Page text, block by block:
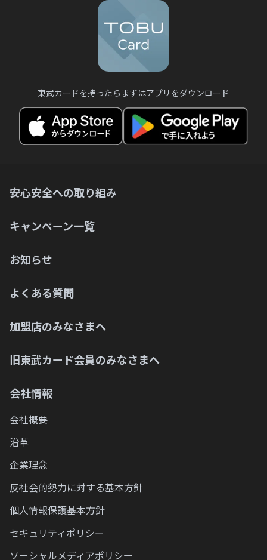
東武カードを持ったらまずはアプリをダウンロード
安心安全への取り組み
キャンペーン一覧
お知らせ
よくある質問
加盟店のみなさまへ
旧東武カード会員のみなさまへ
会社情報
会社概要
沿革
企業理念
反社会的勢力に対する基本方針
個人情報保護基本方針
セキュリティポリシー
ソーシャルメディアポリシー